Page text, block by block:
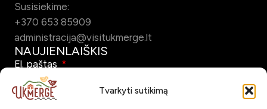
Tvarkyti sutikimą
Susisiekime:
+370 653 85909
administracija@visitukmerge.lt
NAUJIENLAIŠKIS
El. paštas